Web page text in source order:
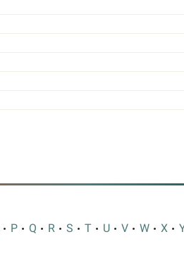
P Q R S T U V W X